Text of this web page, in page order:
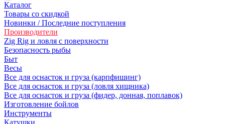
Каталог
Товары со скидкой
Новинки / Последние поступления
Производители
Zig Rig и ловля с поверхности
Безoпасность рыбы
Быт
Весы
Все для оснасток и груза (карпфишинг)
Все для оснасток и груза (ловля хищника)
Все для оснасток и груза (фидер, донная, поплавок)
Изготовление бойлов
Инструменты
Катушки